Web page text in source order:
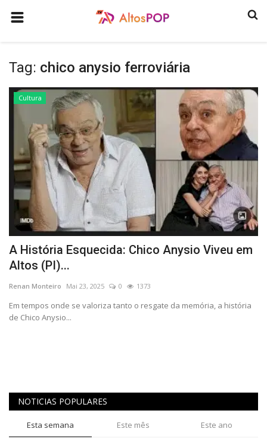
COMO ANUNCIAR
HISTÓRIA
ULTIMAS NOTICIAS
GASTRONOMIA
PROGRAMAS
QUEM SOMOS
CONTATO
CULTURA
CONECTE-SE
Tag: chico anysio ferroviária
Cultura
A História Esquecida: Chico Anysio Viveu em
Altos (PI)...
Renan Monteiro Mai 23, 2025 0 1373
Em tempos onde se valoriza tanto o resgate da memória, a história
de Chico Anysio...
NOTICIAS POPULARES
Esta semana Este mês Este ano